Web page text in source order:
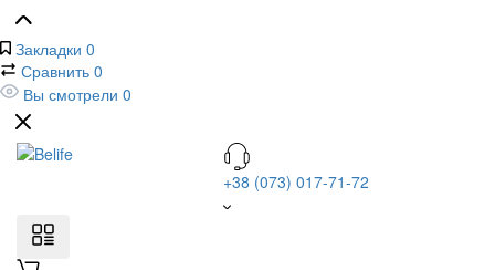
Закладки 0
Сравнить 0
Вы смотрели 0
+38 (073) 017-71-72